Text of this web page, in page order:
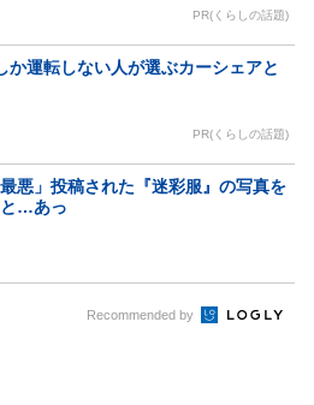
PR(くらしの話題)
か運転しない人が選ぶカーシェアと
PR(くらしの話題)
悪」投稿された『迷彩服』の写真を
と…あっ
Recommended by